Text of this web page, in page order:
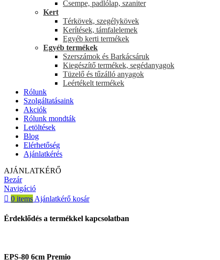
Csempe, padlólap, szaniter
Kert
Térkövek, szegélykövek
Kerítések, támfalelemek
Egyéb kerti termékek
Egyéb termékek
Szerszámok és Barkácsáruk
Kiegészítő termékek, segédanyagok
Tüzelő és tűzálló anyagok
Leértékelt termékek
Rólunk
Szolgáltatásaink
Akciók
Rólunk mondták
Letöltések
Blog
Elérhetőség
Ajánlatkérés
AJÁNLATKÉRŐ
Bezár
Navigáció
0 items Ajánlatkérő kosár
Érdeklődés a termékkel kapcsolatban
EPS-80 6cm Premio